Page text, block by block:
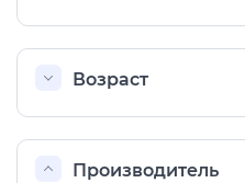
Возраст
Производитель